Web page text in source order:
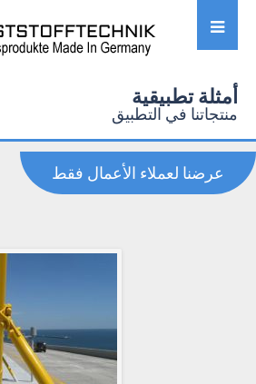
أمثلة تطبيقية
منتجاتنا في التطبيق
عرضنا لعملاء الأعمال فقط